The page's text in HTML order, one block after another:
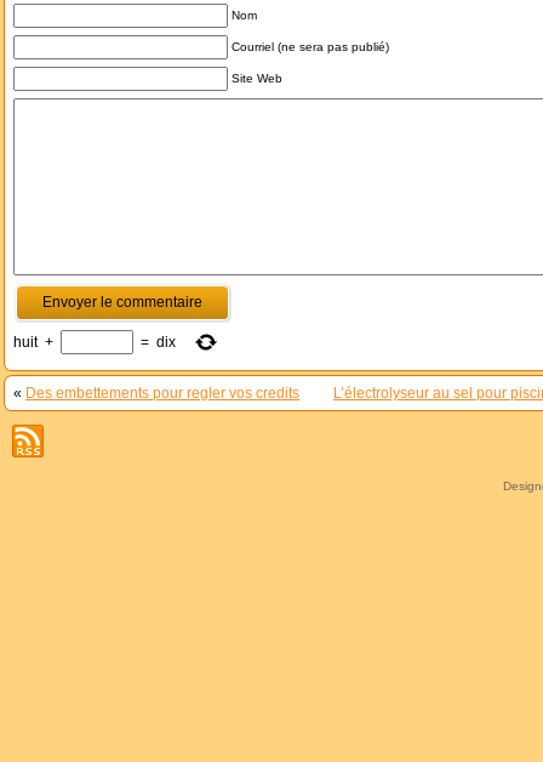
Nom
Courriel (ne sera pas publié)
Site Web
huit + = dix
« Des embettements pour regler vos credits L’électrolyseur au sel pour